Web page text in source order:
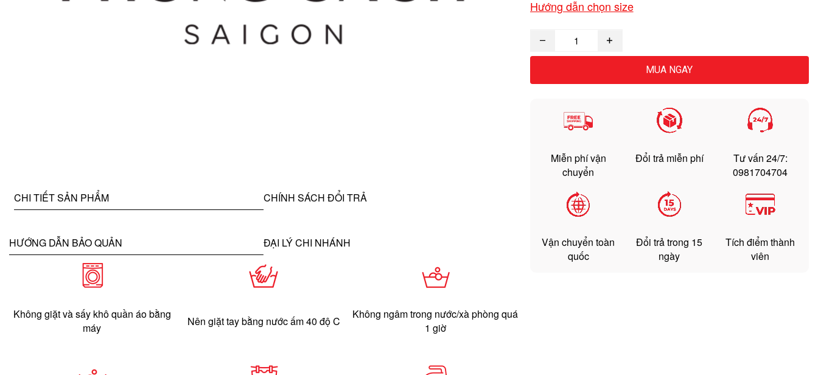
CHI TIẾT SẢN PHẨM CHÍNH SÁCH ĐỔI TRẢ
HƯỚNG DẪN BẢO QUẢN ĐẠI LÝ CHI NHÁNH
Không giặt và sấy khô quần áo bằng
máy
Nên giặt tay bằng nước ấm 40 độ C
Không ngâm trong nước/xà phòng quá
1 giờ
Hướng dẫn chọn size
MUA NGAY
Miễn phí vận
chuyển
Đổi trả miễn phí
Tư vấn 24/7:
0981704704
Vận chuyển toàn
quốc
Đổi trả trong 15
ngày
Tích điểm thành
viên